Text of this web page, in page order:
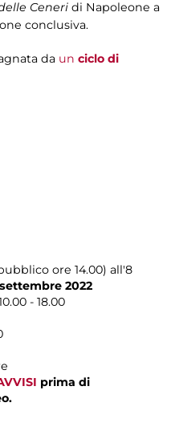
Ceneri di Napoleone a
conclusiva.
da un ciclo di
ore 14.00) all'8
2022
- 18.00
prima di